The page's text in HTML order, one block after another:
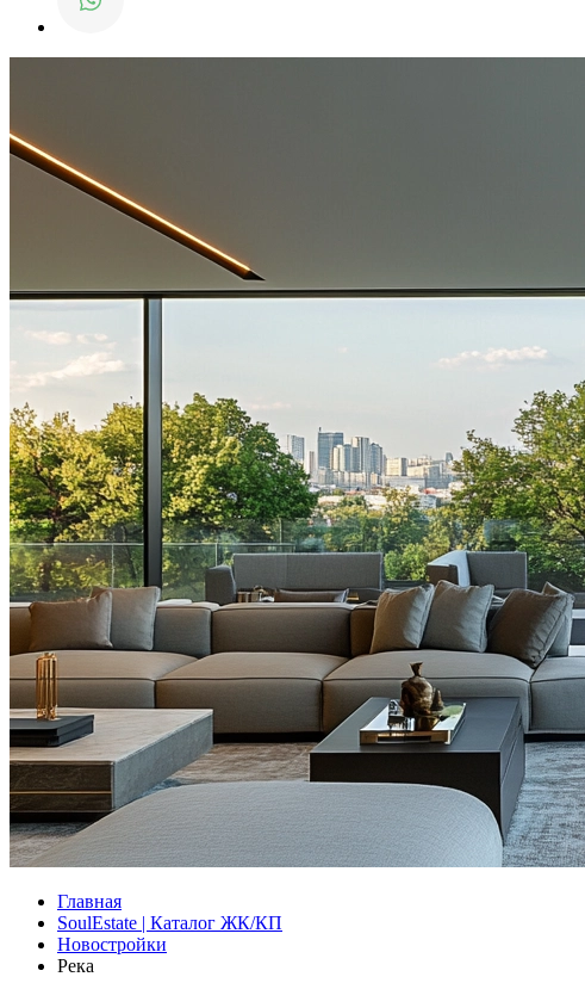
Главная
SoulEstate | Каталог ЖК/КП
Новостройки
Река